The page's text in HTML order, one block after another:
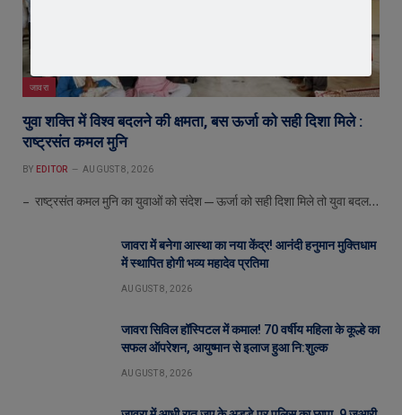
जावरा
युवा शक्ति में विश्व बदलने की क्षमता, बस ऊर्जा को सही दिशा मिले :
राष्ट्रसंत कमल मुनि
BY EDITOR AUGUST 8, 2026
– राष्ट्रसंत कमल मुनि का युवाओं को संदेश—ऊर्जा को सही दिशा मिले तो युवा बदल…
जावरा में बनेगा आस्था का नया केंद्र! आनंदी हनुमान मुक्तिधाम
में स्थापित होगी भव्य महादेव प्रतिमा
AUGUST 8, 2026
जावरा सिविल हॉस्पिटल में कमाल! 70 वर्षीय महिला के कूल्हे का
सफल ऑपरेशन, आयुष्मान से इलाज हुआ नि:शुल्क
AUGUST 8, 2026